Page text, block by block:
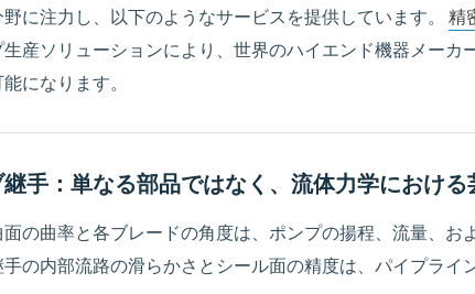
に注力し、以下のようなサービスを提供しています。 精
産ソリューションにより、世界のハイエンド機器メーカ
になります。
手：単なる部品ではなく、流体力学における
の曲率と各ブレードの角度は、ポンプの揚程、流量、お
の内部流路の滑らかさとシール面の精度は、パイプラ